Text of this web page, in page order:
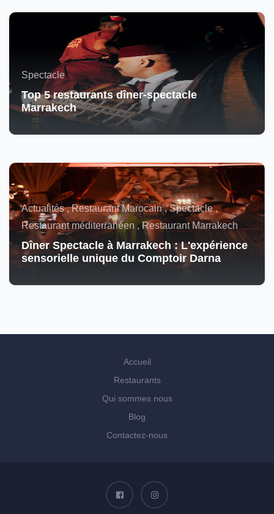
Spectacle
Top 5 restaurants dîner-spectacle
Marrakech
Actualités , Restaurant Marocain , Spectacle ,
Restaurant méditerranéen , Restaurant Marrakech
Dîner Spectacle à Marrakech : L'expérience
sensorielle unique du Comptoir Darna
Accueil
Restaurants
Qui sommes nous
Blog
Contactez-nous